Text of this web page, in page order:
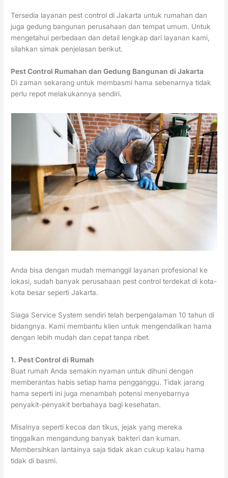
Tersedia layanan pest control di Jakarta untuk rumahan dan
juga gedung bangunan perusahaan dan tempat umum. Untuk
mengetahui perbedaan dan detail lengkap dari layanan kami,
silahkan simak penjelasan berikut.
Pest Control Rumahan dan Gedung Bangunan di Jakarta
Di zaman sekarang untuk membasmi hama sebenarnya tidak
perlu repot melakukannya sendiri.
Anda bisa dengan mudah memanggil layanan profesional ke
lokasi, sudah banyak perusahaan pest control terdekat di kota-
kota besar seperti Jakarta.
Siaga Service System sendiri telah berpengalaman 10 tahun di
bidangnya. Kami membantu klien untuk mengendalikan hama
dengan lebih mudah dan cepat tanpa ribet.
1. Pest Control di Rumah
Buat rumah Anda semakin nyaman untuk dihuni dengan
memberantas habis setiap hama pengganggu. Tidak jarang
hama seperti ini juga menambah potensi menyebarnya
penyakit-penyakit berbahaya bagi kesehatan.
Misalnya seperti kecoa dan tikus, jejak yang mereka
tinggalkan mengandung banyak bakteri dan kuman.
Membersihkan lantainya saja tidak akan cukup kalau hama
tidak di basmi.